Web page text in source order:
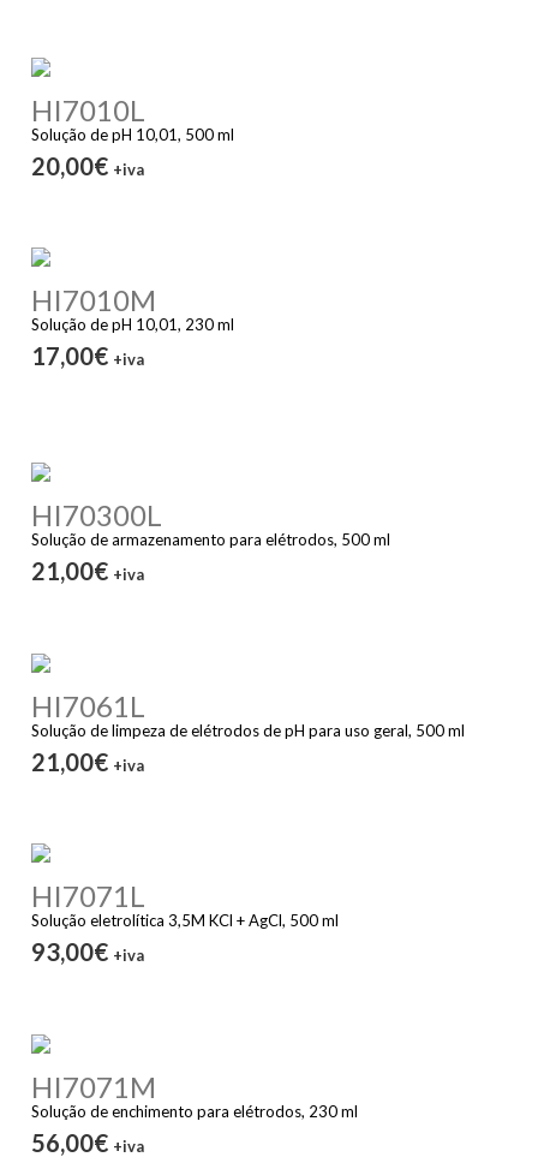
HI7010L
Solução de pH 10,01, 500 ml
20,00€ +iva
HI7010M
Solução de pH 10,01, 230 ml
17,00€ +iva
HI70300L
Solução de armazenamento para elétrodos, 500 ml
21,00€ +iva
HI7061L
Solução de limpeza de elétrodos de pH para uso geral, 500 ml
21,00€ +iva
HI7071L
Solução eletrolítica 3,5M KCl + AgCl, 500 ml
93,00€ +iva
HI7071M
Solução de enchimento para elétrodos, 230 ml
56,00€ +iva